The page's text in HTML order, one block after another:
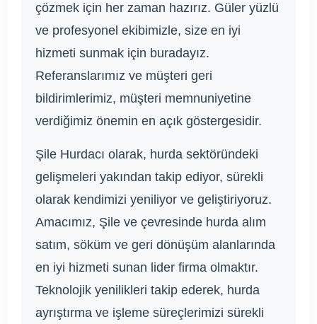
çözmek için her zaman hazırız. Güler yüzlü
ve profesyonel ekibimizle, size en iyi
hizmeti sunmak için buradayız.
Referanslarımız ve müşteri geri
bildirimlerimiz, müşteri memnuniyetine
verdiğimiz önemin en açık göstergesidir.
Şile Hurdacı olarak, hurda sektöründeki
gelişmeleri yakından takip ediyor, sürekli
olarak kendimizi yeniliyor ve geliştiriyoruz.
Amacımız, Şile ve çevresinde hurda alım
satım, söküm ve geri dönüşüm alanlarında
en iyi hizmeti sunan lider firma olmaktır.
Teknolojik yenilikleri takip ederek, hurda
ayrıştırma ve işleme süreçlerimizi sürekli